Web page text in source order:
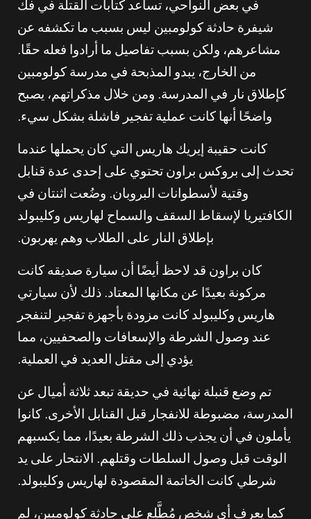
في بعض النواحي، تساعد كتابات القتلة في فك
شيفرة حادثة كولومبين ليس بسبب ما تكشفه عن
مشاعرهم، ولكن بسبب تفاصيل ما أرادوا فعله حقًا.
من الخارج، يبدو المذبحة في مدرسة كولومبين
كإطلاق نار في المدرسة. ومن خلال مذكراتهم، يصبح
واضحًا أنها كانت عملية تفجير فاشلة بشكل سيء.
كانت حقيبة إيريك هاريس التي كان يحملها عندما
تحدث إلى بروكس براون تحتوي على إحدى عدة قنابل
وقتية لأسطوانات البروبان. وضُعت اثنتان في
الكافتيريا لإسقاط السقف والسماح لهاريس وكليبولد
بإطلاق النار على الطلاب وهم يهربون.
كان براون قد لاحظ أيضًا أن سيارة صديقه كانت
مركونة بعيدًا عن مكانها المعتاد. ذلك لأن سيارتي
هاريس وكليبولد كانت مزودة بأجهزة تفجير لتنفجر
عند وصول الشرطة والإسعافات والصحفيين، مما
يؤدي إلى مقتل العديد في العملية.
تم وضع قنبلة نهائية في حديقة تبعد ثلاثة أميال عن
المدرسة، مضبوطة للانفجار قبل القنابل الأخرى. كانوا
يأملون في أن يجذب ذلك الشرطة بعيدًا، مما يكسبهم
الوقت قبل وصول السلطات وقتلهم. الانتحار على يد
شرطي كانت الخاتمة المقصودة لهاريس وكليبولد.
كما يعرف أي شخص مُطَّلِع على حادثة كولومبين، لم